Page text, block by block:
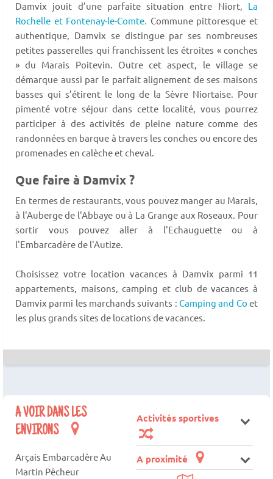
Damvix jouit d’une parfaite situation entre Niort, La
Rochelle et Fontenay-le-Comte. Commune pittoresque et
authentique, Damvix se distingue par ses nombreuses
petites passerelles qui franchissent les étroites « conches
» du Marais Poitevin. Outre cet aspect, le village se
démarque aussi par le parfait alignement de ses maisons
basses qui s’étirent le long de la Sèvre Niortaise. Pour
pimenté votre séjour dans cette localité, vous pourrez
participer à des activités de pleine nature comme des
randonnées en barque à travers les conches ou encore des
promenades en calèche et cheval.
Que faire à Damvix ?
En termes de restaurants, vous pouvez manger au Marais,
à l'Auberge de l'Abbaye ou à La Grange aux Roseaux. Pour
sortir vous pouvez aller à l'Echauguette ou à
l'Embarcadère de l'Autize.
Choisissez votre location vacances à Damvix parmi 11
appartements, maisons, camping et club de vacances à
Damvix parmi les marchands suivants : Camping and Co et
les plus grands sites de locations de vacances.
A VOIR DANS LES
ENVIRONS
Arçais Embarcadère Au
Martin Pêcheur
Activités sportives
A proximité